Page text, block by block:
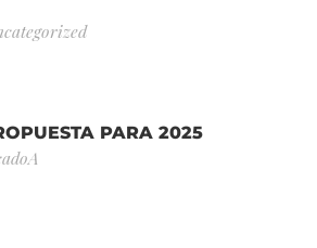
PARA 2025